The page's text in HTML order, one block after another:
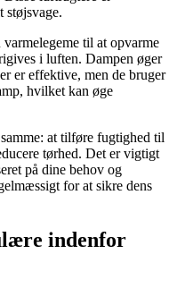
støjsvage.
til at opvarme
i luften. Dampen øger
er effektive, men de bruger
hvilket kan øge
at tilføre fugtighed til
tørhed. Det er vigtigt
på dine behov og
for at sikre dens
indenfor